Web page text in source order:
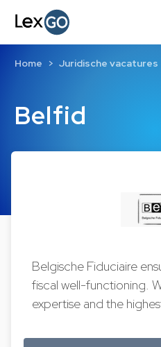
Belfid
Home Juridische vacatures
Belgische Fiduciaire
fiscal well-functioning.
expertise and the